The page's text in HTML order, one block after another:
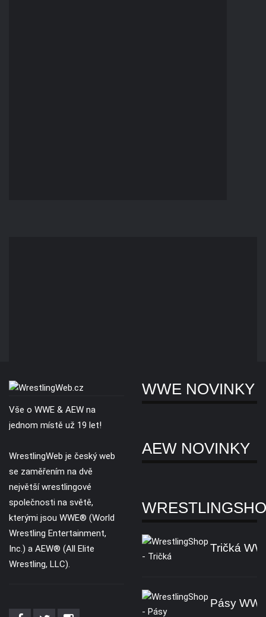
Vše o WWE & AEW na
jednom místě už 19 let!
WrestlingWeb je český web
se zaměřením na dvě
největší wrestlingové
společnosti na světě,
kterými jsou WWE® (World
Wrestling Entertainment,
Inc.) a AEW® (All Elite
Wrestling, LLC).
WWE NOVINKY
AEW NOVINKY
Tričká
Pásy